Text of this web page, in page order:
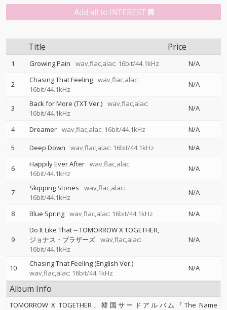
Add all to INTEREST
Title Price
1 Growing Pain wav,flac,alac: 16bit/44.1kHz N/A
2 Chasing That Feeling wav,flac,alac:
16bit/44.1kHz
N/A
3 Back for More (TXT Ver.) wav,flac,alac:
16bit/44.1kHz
N/A
4 Dreamer wav,flac,alac: 16bit/44.1kHz
N/A
5
Deep Down wav,flac,alac: 16bit/44.1kHz N/A
6 Happily Ever After wav,flac,alac:
16bit/44.1kHz
N/A
7 Skipping Stones
wav,flac,alac:
16bit/44.1kHz
N/A
8 Blue Spring wav,flac,alac: 16bit/44.1kHz N/A
9
Do It Like That--TOMORROW X TOGETHER
ジョナス・ブラザーズ wav,flac,alac:
16bit/44.1kHz
N/A
10
Chasing That Feeling (English Ver.)
wav,flac,alac: 16bit/44.1kHz
N/A
Album Info
TOMORROW X TOGETHER、韓国サードアルバム『The Name